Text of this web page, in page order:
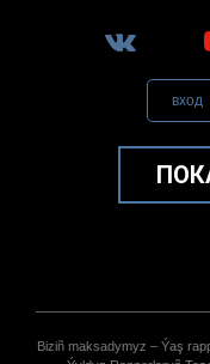
вход
Biziñ maksadymyz – Ýaş